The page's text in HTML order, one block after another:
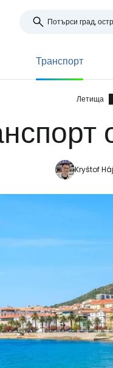
Транспорт
Летища
Kryštof